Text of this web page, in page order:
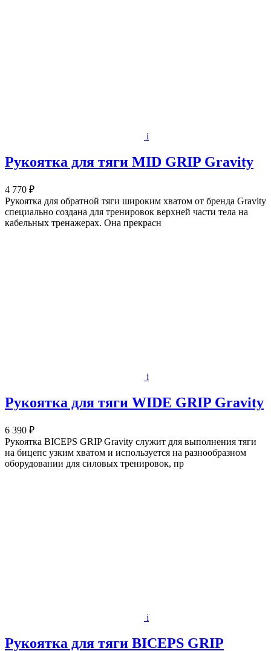
i
Рукоятка для тяги MID GRIP Gravity
4 770 ₽
Рукоятка для обратной тяги широким хватом от бренда Gravity
специально создана для тренировок верхней части тела на
кабельных тренажерах. Она прекрасн
i
Рукоятка для тяги WIDE GRIP Gravity
6 390 ₽
Рукоятка BICEPS GRIP Gravity служит для выполнения тяги
на бицепс узким хватом и используется на разнообразном
оборудовании для силовых тренировок, пр
i
Рукоятка для тяги BICEPS GRIP